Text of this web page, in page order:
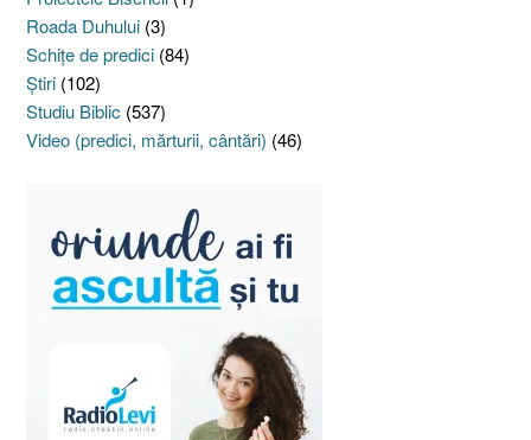
Roada Duhului (3)
Schiţe de predici (84)
Ştiri (102)
Studiu Biblic (537)
Video (predici, mărturii, cântări) (46)